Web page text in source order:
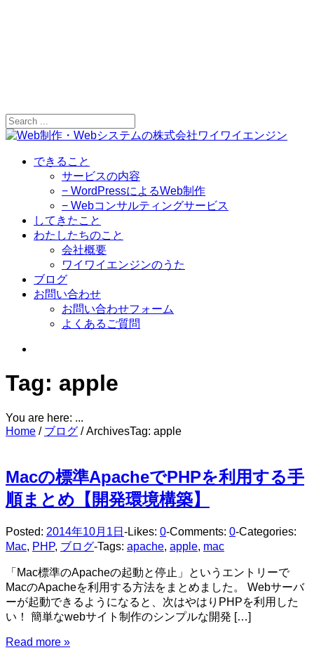
できること
サービスの内容
− WordPressによるWeb制作
− Webコンサルティングサービス
してきたこと
わたしたちのこと
会社概要
ワイワイエンジンのうた
ブログ
お問い合わせ
お問い合わせフォーム
よくあるご質問
Tag: apple
You are here: ...
Home / ブログ /ArchivesTag: apple
Macの標準ApacheでPHPを利用する手
順まとめ【開発環境構築】
Posted: 2014年10月1日 -Likes: 0-Comments: 0-Categories:
Mac, PHP, ブログ-Tags: apache, apple, mac
「Mac標準のApacheの起動と停止」というエントリーで
MacのApacheを利用する方法をまとめました。 Webサーバ
ーが起動できるようになると、次はやはりPHPを利用した
い！ 簡単なwebサイト制作のシンプルな開発 […]
Read more »